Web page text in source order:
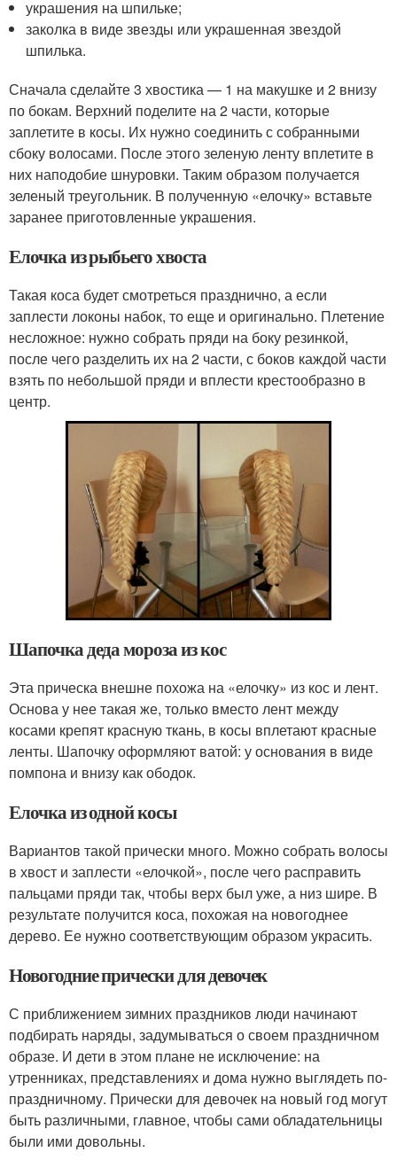
украшения на шпильке;
заколка в виде звезды или украшенная звездой
шпилька.
Сначала сделайте 3 хвостика — 1 на макушке и 2 внизу
по бокам. Верхний поделите на 2 части, которые
заплетите в косы. Их нужно соединить с собранными
сбоку волосами. После этого зеленую ленту вплетите в
них наподобие шнуровки. Таким образом получается
зеленый треугольник. В полученную «елочку» вставьте
заранее приготовленные украшения.
Елочка из рыбьего хвоста
Такая коса будет смотреться празднично, а если
заплести локоны набок, то еще и оригинально. Плетение
несложное: нужно собрать пряди на боку резинкой,
после чего разделить их на 2 части, с боков каждой части
взять по небольшой пряди и вплести крестообразно в
центр.
Шапочка деда мороза из кос
Эта прическа внешне похожа на «елочку» из кос и лент.
Основа у нее такая же, только вместо лент между
косами крепят красную ткань, в косы вплетают красные
ленты. Шапочку оформляют ватой: у основания в виде
помпона и внизу как ободок.
Елочка из одной косы
Вариантов такой прически много. Можно собрать волосы
в хвост и заплести «елочкой», после чего расправить
пальцами пряди так, чтобы верх был уже, а низ шире. В
результате получится коса, похожая на новогоднее
дерево. Ее нужно соответствующим образом украсить.
Новогодние прически для девочек
С приближением зимних праздников люди начинают
подбирать наряды, задумываться о своем праздничном
образе. И дети в этом плане не исключение: на
утренниках, представлениях и дома нужно выглядеть по-
праздничному. Прически для девочек на новый год могут
быть различными, главное, чтобы сами обладательницы
были ими довольны.